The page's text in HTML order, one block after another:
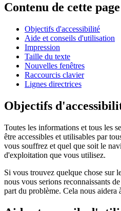
Contenu de cette page
Objectifs d'accessibilité
Aide et conseils d'utilisation
Impression
Taille du texte
Nouvelles fenêtres
Raccourcis clavier
Lignes directrices
Objectifs
Toutes les informations et tous les
être accessibles et utilisables par
vous souffrez et quel que soit le
d'exploitation que vous utilisez.
Si vous trouvez quelque chose sur
nous vous serions reconnaissants
part du problème. Cela nous aidera